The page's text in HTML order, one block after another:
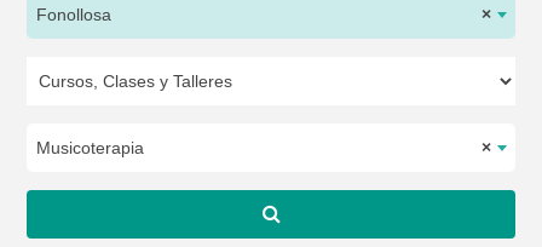
×
Fonollosa
×
Musicoterapia